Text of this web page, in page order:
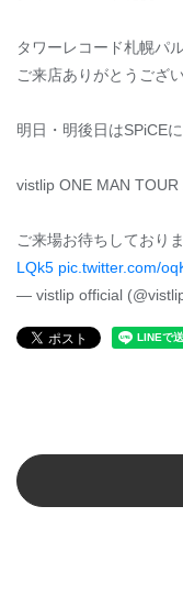
タワーレコード札幌パル
ご来店ありがとうござ
明日・明後日はSPiCE
vistlip ONE MAN
ご来場お待ちしており
LQk5 pic.twitter.com/
— vistlip official